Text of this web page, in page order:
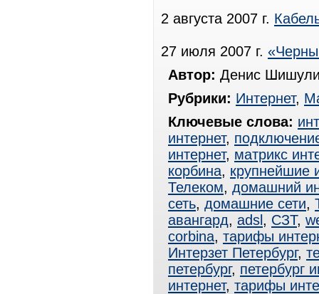
2 августа 2007 г.
27 июля 2007 г.
Автор: Денис
Рубрики: Интернет,
Ключевые слова:
интернет,
интернет, матрикс
корбина, крупнейшие
Телеком, домашний
сеть, домашние сети,
авангард, adsl , СЗТ,
corbina, тарифы
Интерзет Петербург,
петербург, петербург
интернет, тарифы